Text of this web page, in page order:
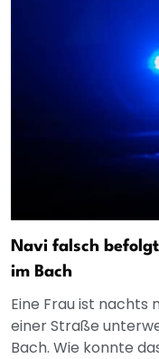
Navi falsch
im Bach
Eine Frau ist nachts
einer Straße
Bach. Wie konnte